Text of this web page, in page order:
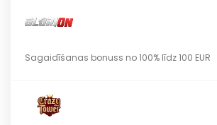
Sagaidīšanas bonuss no 100% līdz 100 EUR